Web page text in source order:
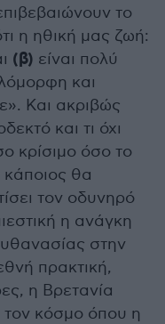
το
η ηθική μας ζωή:
(β) είναι πολύ
και
Και ακριβώς
και τι όχι
κρίσιμο όσο το
κάποιος θα
τον οδυνηρό
η ανάγκη
στην
πρακτική,
η Βρετανία
κόσμο όπου η